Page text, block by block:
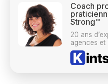
Coach
Strong™
20 ans
agences et